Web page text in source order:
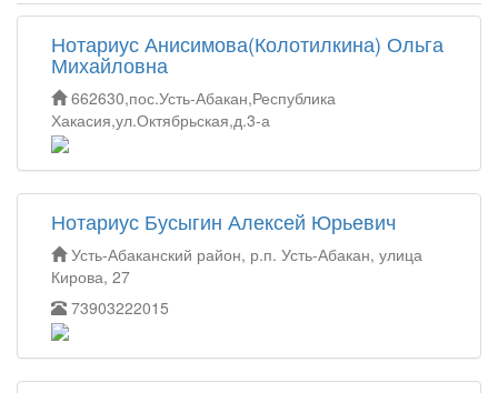
Нотариус Анисимова(Колотилкина) Ольга
Михайловна
662630,пос.Усть-Абакан,Республика
Хакасия,ул.Октябрьская,д.3-а
Нотариус Бусыгин Алексей Юрьевич
Усть-Абаканский район, р.п. Усть-Абакан, улица
Кирова, 27
73903222015